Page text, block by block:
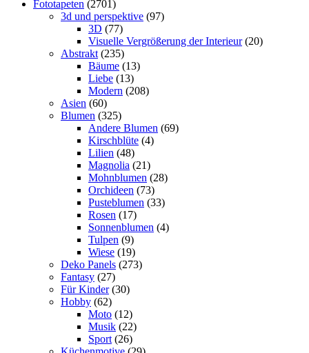
Fototapeten (2701)
3d und perspektive (97)
3D (77)
Visuelle Vergrößerung der Interieur (20)
Abstrakt (235)
Bäume (13)
Liebe (13)
Modern (208)
Asien (60)
Blumen (325)
Andere Blumen (69)
Kirschblüte (4)
Lilien (48)
Magnolia (21)
Mohnblumen (28)
Orchideen (73)
Pusteblumen (33)
Rosen (17)
Sonnenblumen (4)
Tulpen (9)
Wiese (19)
Deko Panels (273)
Fantasy (27)
Für Kinder (30)
Hobby (62)
Moto (12)
Musik (22)
Sport (26)